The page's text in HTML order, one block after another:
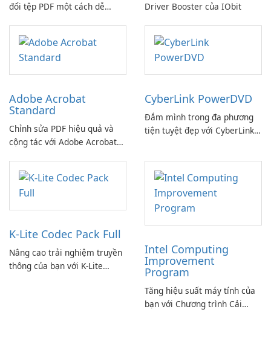
đổi tệp PDF một cách dễ
Driver Booster của IObit
Adobe Acrobat
Standard
Chỉnh sửa PDF hiệu quả và
cộng tác với Adobe Acrobat
CyberLink PowerDVD
Đắm mình trong đa phương
tiện tuyệt đẹp với CyberLink
K-Lite Codec Pack Full
Nâng cao trải nghiệm truyền
thông của bạn với K-Lite
Intel Computing
Improvement
Program
Tăng hiệu suất máy tính của
bạn với Chương trình Cải